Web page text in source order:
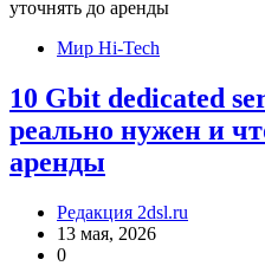
Мир Hi-Tech
10 Gbit dedicated
реально нужен и
аренды
Редакция 2dsl.ru
13 мая, 2026
0